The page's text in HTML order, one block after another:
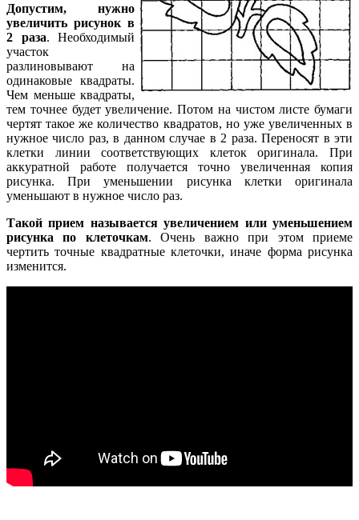
Допустим, нужно
увеличить рисунок в
2 раза. Необходимый
участок
разлиновывают на
одинаковые квадраты.
Чем меньше квадраты,
тем точнее будет увеличение. Потом на чистом листе бумаги
чертят такое же количество квадратов, но уже увеличенных в
нужное число раз, в данном случае в 2 раза. Переносят в эти
клетки линии соответствующих клеток оригинала. При
аккуратной работе получается точно увеличенная копия
рисунка. При уменьшении рисунка клетки оригинала
уменьшают в нужное число раз.
Такой прием называется увеличением или уменьшением
рисунка по клеточкам. Очень важно при этом приеме
чертить точные квадратные клеточки, иначе форма рисунка
изменится.